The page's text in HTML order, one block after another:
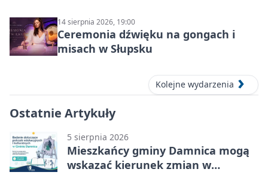
14 sierpnia 2026, 19:00
Ceremonia dźwięku na gongach i
misach w Słupsku
Kolejne wydarzenia
Ostatnie Artykuły
5 sierpnia 2026
Mieszkańcy gminy Damnica mogą
wskazać kierunek zmian w